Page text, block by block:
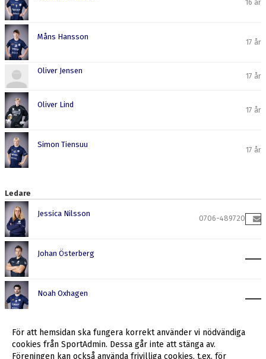
16 år
Måns Hansson
17 år
Oliver Jensen
17 år
Oliver Lind
17 år
Simon Tiensuu
17 år
Ledare
Jessica Nilsson
0706-489720
Johan Österberg
Noah Oxhagen
Roland Tensiuu
För att hemsidan ska fungera korrekt använder vi nödvändiga
cookies från SportAdmin. Dessa går inte att stänga av.
Föreningen kan också använda frivilliga cookies, t.ex. för